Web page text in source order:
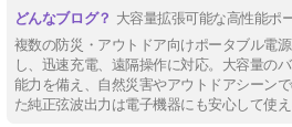
大容量拡張可能な高性能ポ
複数の防災・アウトドア向けポータブル電
し、迅速充電、遠隔操作に対応。大容量の
能力を備え、自然災害やアウトドアシーン
た純正弦波出力は電子機器にも安心して使え